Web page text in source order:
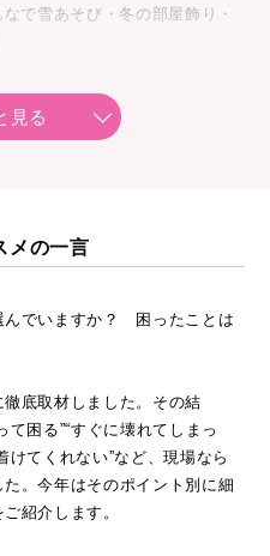
で雪あそび・冬の部屋飾り・
）
て 個と集団を育てる保育
見る
メの一言
んでいますか？ 困ったことは
底取材しました。その結
困る”“すぐに壊れてしまっ
けてくれない”など、現場なら
。今年はそのポイント別に細
紹介します。